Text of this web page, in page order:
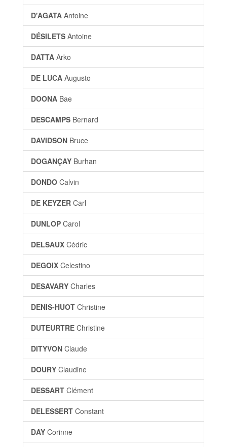
D'AGATA Antoine
DÉSILETS Antoine
DATTA Arko
DE LUCA Augusto
DOONA Bae
DESCAMPS Bernard
DAVIDSON Bruce
DOGANÇAY Burhan
DONDO Calvin
DE KEYZER Carl
DUNLOP Carol
DELSAUX Cédric
DEGOIX Celestino
DESAVARY Charles
DENIS-HUOT Christine
DUTEURTRE Christine
DITYVON Claude
DOURY Claudine
DESSART Clément
DELESSERT Constant
DAY Corinne